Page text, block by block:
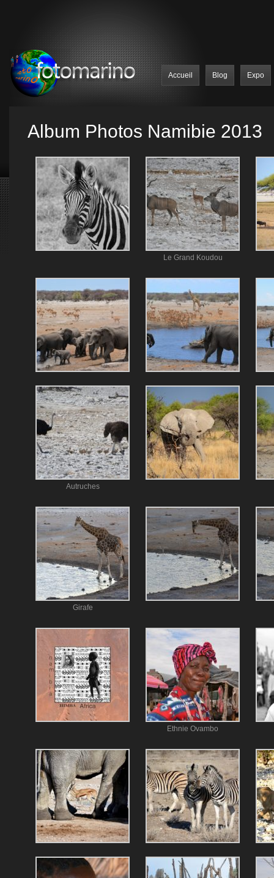
Accueil Blog Expo
Album Photos Namibie 2013
Le Grand Koudou
Autruches
Girafe
Ethnie Ovambo